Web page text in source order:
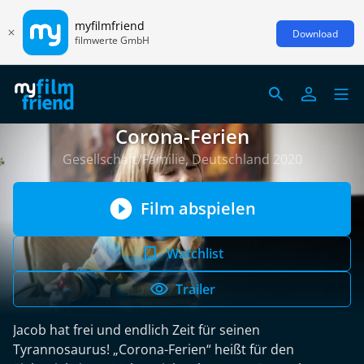
myfilmfriend
filmwerte GmbH Download
Corona-Ferien
Gesellschaft/Familie, Deutschland 2020
Film abspielen
Watchlist
Trailer
Jacob hat frei und endlich Zeit für seinen
Tyrannosaurus! „Corona-Ferien“ heißt für den